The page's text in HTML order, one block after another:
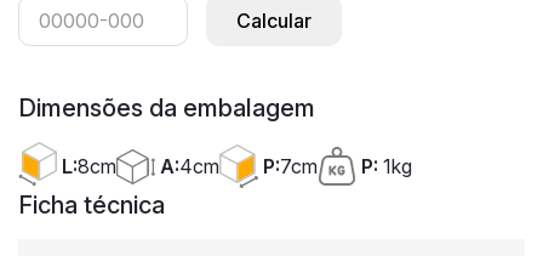
Calcular
Dimensões da embalagem
L:8cm A:4cm P:7cm P: 1kg
Ficha técnica